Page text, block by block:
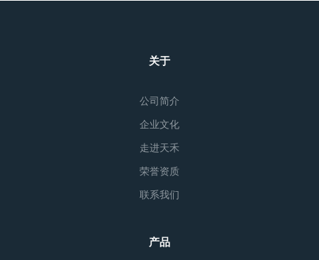
关于
公司简介
企业文化
走进天禾
荣誉资质
联系我们
产品